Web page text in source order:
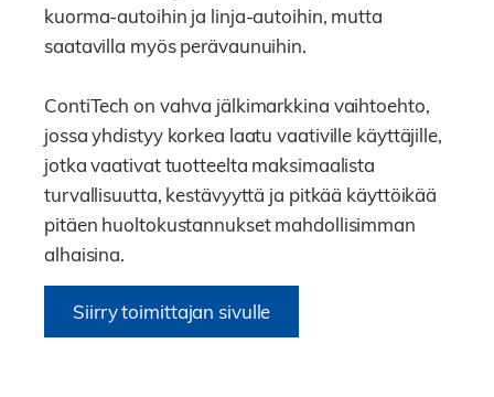
kuorma-autoihin ja linja-autoihin, mutta
saatavilla myös perävaunuihin.
ContiTech on vahva jälkimarkkina vaihtoehto,
jossa yhdistyy korkea laatu vaativille käyttäjille,
jotka vaativat tuotteelta maksimaalista
turvallisuutta, kestävyyttä ja pitkää käyttöikää
pitäen huoltokustannukset mahdollisimman
alhaisina.
Siirry toimittajan sivulle